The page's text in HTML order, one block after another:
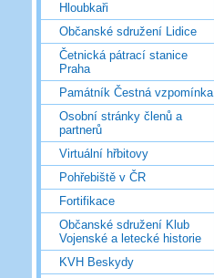
Hloubkaři
Občanské sdružení Lidice
Četnická pátrací stanice
Praha
Památník Čestná vzpomínka
Osobní stránky členů a
partnerů
Virtuální hřbitovy
Pohřebiště v ČR
Fortifikace
Občanské sdružení Klub
Vojenské a letecké historie
KVH Beskydy